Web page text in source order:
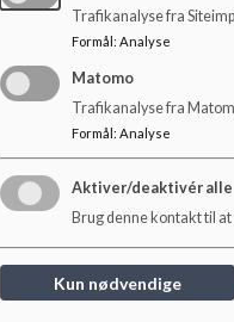
Trafikanalyse fra
Formål : Analyse
Matomo
Trafikanalyse fra
Formål : Analyse
Aktiver/deaktivér alle
Brug denne kontakt til
Kun nødvendige